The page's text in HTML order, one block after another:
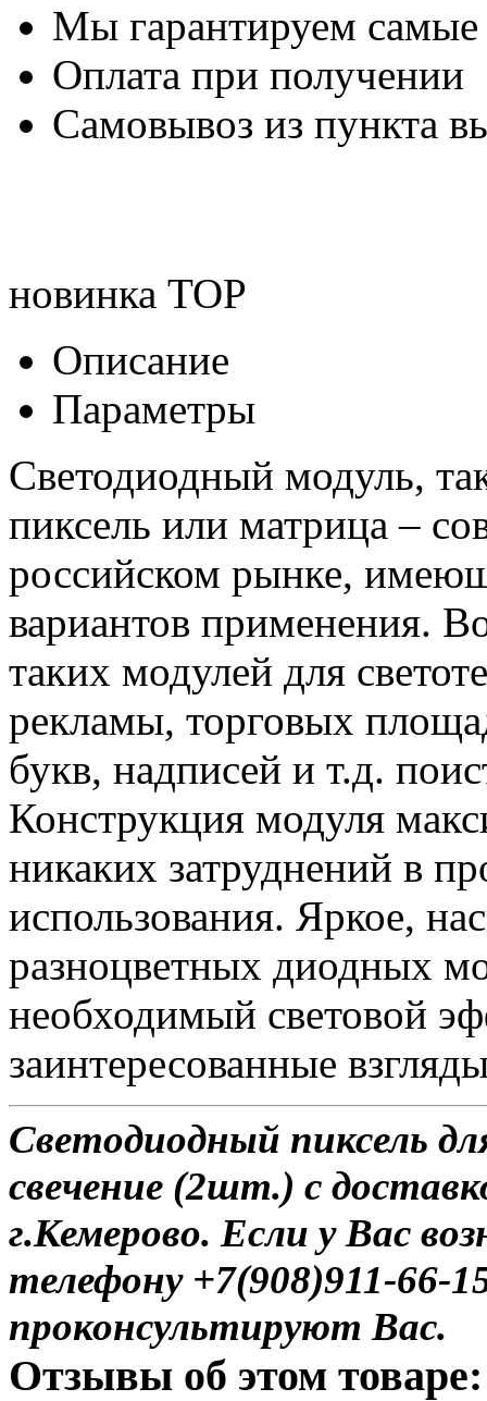
Мы гарантируем
Оплата при получении
Самовывоз из пункта
новинка TOP
Описание
Параметры
Светодиодный модуль,
пиксель или матрица –
российском рынке,
вариантов применения.
таких модулей для
рекламы, торговых
букв, надписей и т.д.
Конструкция модуля
никаких затруднений в
использования. Яркое,
разноцветных диодных
необходимый световой
заинтересованные
Светодиодный пиксель
свечение (2шт.) с
г.Кемерово. Если у Вас
телефону +7(908)911-
проконсультируют Вас.
Отзывы об этом товаре: